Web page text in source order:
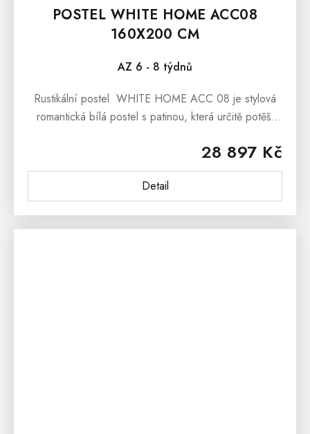
POSTEL WHITE HOME ACC08
160X200 CM
AZ 6 - 8 týdnů
28 897 Kč
Detail
Rustikální postel WHITE HOME ACC 08 je stylová
romantická bílá postel s patinou, která určitě potěší
romantickém duchu...